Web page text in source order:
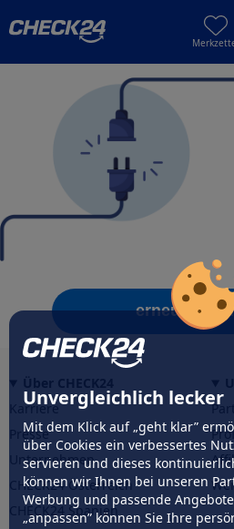
Unvergleichlich lecker
Mit dem Klick auf „geht klar”
über Cookies ein verbessertes
servieren und dieses
können wir Ihnen bei unseren
Werbung und passende
„anpassen” können Sie Ihre
erneut
Karriere
Presse
Unternehmen
CHECK24 Österreich
CHECK24 Spanien